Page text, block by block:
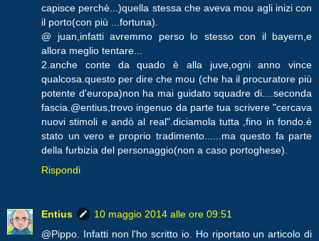
capisce perchè...)quella stessa che aveva mou agli inizi con
il porto(con più ...fortuna).
@ juan,infatti avremmo perso lo stesso con il bayern,e
allora meglio tentare...
2.anche conte da quado è alla juve,ogni anno vince
qualcosa.questo per dire che mou (che ha il procuratore più
potente d'europa)non ha mai guidato squadre di....seconda
fascia.@entius,trovo ingenuo da parte tua scrivere "cercava
nuovi stimoli e andò al real".diciamola tutta ,fino in fondo.è
stato un vero e proprio tradimento......ma questo fa parte
della furbizia del personaggio(non a caso portoghese).
Rispondi
Entius
10 maggio 2014 alle ore 09:51
@Pippo. Infatti non l'ho scritto io. Ho riportato un articolo di